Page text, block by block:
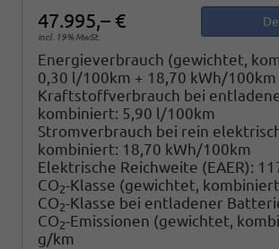
47.995,– €
incl. 19% MwSt.
Energieverbrauch (gewichtet,
0,30 l/100km + 18,70 kWh/100km
Kraftstoffverbrauch bei
kombiniert: 5,90 l/100km
Stromverbrauch bei rein
kombiniert: 18,70 kWh/100km
Elektrische Reichweite (EAER):
CO2-Klasse (gewichtet,
CO2-Klasse bei entladener
CO2-Emissionen (gewichtet,
g/km